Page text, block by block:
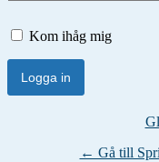
Kom ihåg mig
← Gå till